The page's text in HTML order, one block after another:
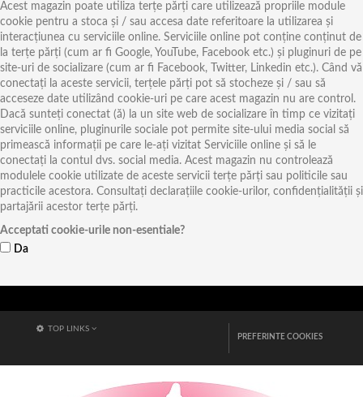
Acest magazin poate utiliza terțe părți care utilizează propriile module
cookie pentru a stoca și / sau accesa date referitoare la utilizarea și
interacțiunea cu serviciile online. Serviciile online pot conține conținut de
la terțe părți (cum ar fi Google, YouTube, Facebook etc.) și pluginuri de pe
site-uri de socializare (cum ar fi Facebook, Twitter, Linkedin etc.). Când vă
conectați la aceste servicii, terțele părți pot să stocheze și / sau să
acceseze date utilizând cookie-uri pe care acest magazin nu are control.
Dacă sunteți conectat (ă) la un site web de socializare în timp ce vizitați
serviciile online, pluginurile sociale pot permite site-ului media social să
primească informații pe care le-ați vizitat Serviciile online și să le
conectați la contul dvs. social media. Acest magazin nu controlează
modulele cookie utilizate de aceste servicii terțe părți sau politicile sau
practicile acestora. Consultați declarațiile cookie-urilor, confidențialității și
partajării acestor terțe părți.
Acceptati cookie-urile non-esentiale?
Da
TOP LINKS
PREFERINTE COOKIES